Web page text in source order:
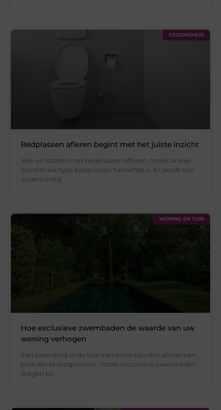
GEZONDHEID
Bedplassen afleren begint met het juiste inzicht
Wie wil starten met bedplassen afleren, merkt al snel
dat niet elk type bedplassen hetzelfde is. Er wordt een
onderscheid
WONING EN TUIN
Hoe exclusieve zwembaden de waarde van uw
woning verhogen
Een zwembad in de tuin kan meer zijn dan alleen een
plek om te ontspannen. Vooral exclusieve zwembaden
dragen bij